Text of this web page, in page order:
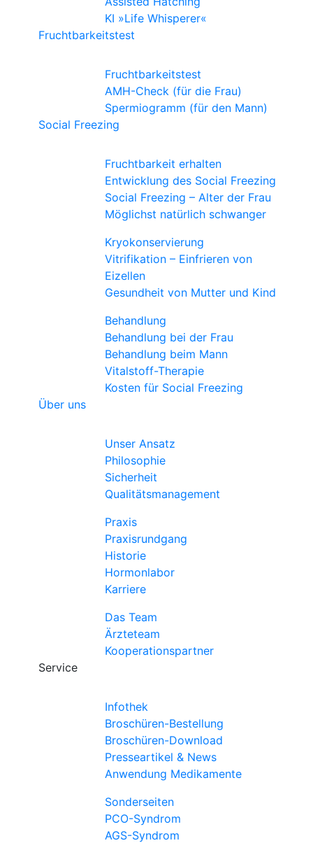
KI »Life Whisperer«
Fruchtbarkeitstest
Fruchtbarkeitstest
AMH-Check (für die Frau)
Spermiogramm (für den Mann)
Social Freezing
Fruchtbarkeit erhalten
Entwicklung des Social Freezing
Social Freezing – Alter der Frau
Möglichst natürlich schwanger
Kryokonservierung
Vitrifikation – Einfrieren von
Eizellen
Gesundheit von Mutter und Kind
Behandlung
Behandlung bei der Frau
Behandlung beim Mann
Vitalstoff-Therapie
Kosten für Social Freezing
Über uns
Unser Ansatz
Philosophie
Sicherheit
Qualitätsmanagement
Praxis
Praxisrundgang
Historie
Hormonlabor
Karriere
Das Team
Ärzteteam
Kooperationspartner
Service
Infothek
Broschüren-Bestellung
Broschüren-Download
Presseartikel & News
Anwendung Medikamente
Sonderseiten
PCO-Syndrom
AGS-Syndrom